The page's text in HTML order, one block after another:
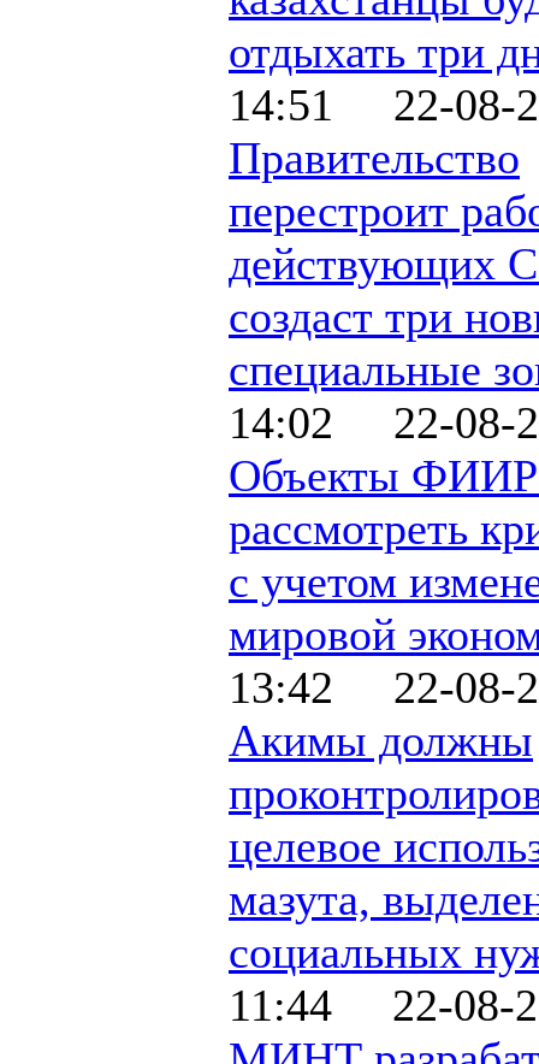
отдыхать три
14:51 22-08-
Правительство
перестроит
действующих
создаст три
специальные
14:02 22-08-
Объекты
рассмотреть
с учетом
мировой
13:42 22-08-
Акимы должны
целевое
мазута,
социальных
11:44 22-08-